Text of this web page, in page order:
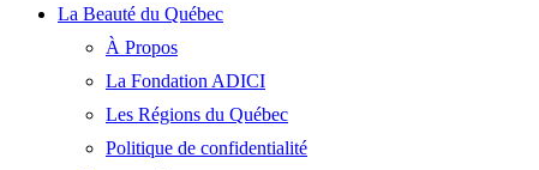
La Beauté du Québec
À Propos
La Fondation ADICI
Les Régions du Québec
Politique de confidentialité